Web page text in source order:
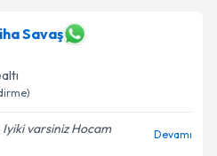
Savaş
varsiniz Hocam
Devamı